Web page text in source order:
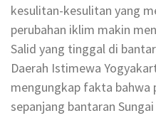
kesulitan-kesulitan yang
perubahan iklim makin
Salid yang tinggal di
Daerah Istimewa
mengungkap fakta bahwa
sepanjang bantaran